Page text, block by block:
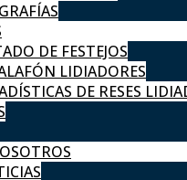
DE FESTEJOS
LIDIADORES
DE RESES